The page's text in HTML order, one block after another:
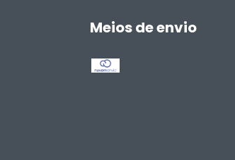
Meios de envio